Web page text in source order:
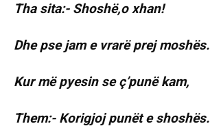
Tha sita:- Shoshë,o xhan!
Dhe pse jam e vrarë prej moshës.
Kur më pyesin se ç’punë kam,
Them:- Korigjoj punët e shoshës.